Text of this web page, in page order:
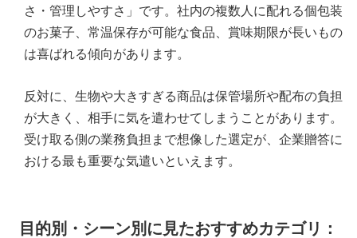
さ・管理しやすさ」です。社内の複数人に配れる個包装
のお菓子、常温保存が可能な食品、賞味期限が長いもの
は喜ばれる傾向があります。
反対に、生物や大きすぎる商品は保管場所や配布の負担
が大きく、相手に気を遣わせてしまうことがあります。
受け取る側の業務負担まで想像した選定が、企業贈答に
おける最も重要な気遣いといえます。
目的別・シーン別に見たおすすめカテゴリ：